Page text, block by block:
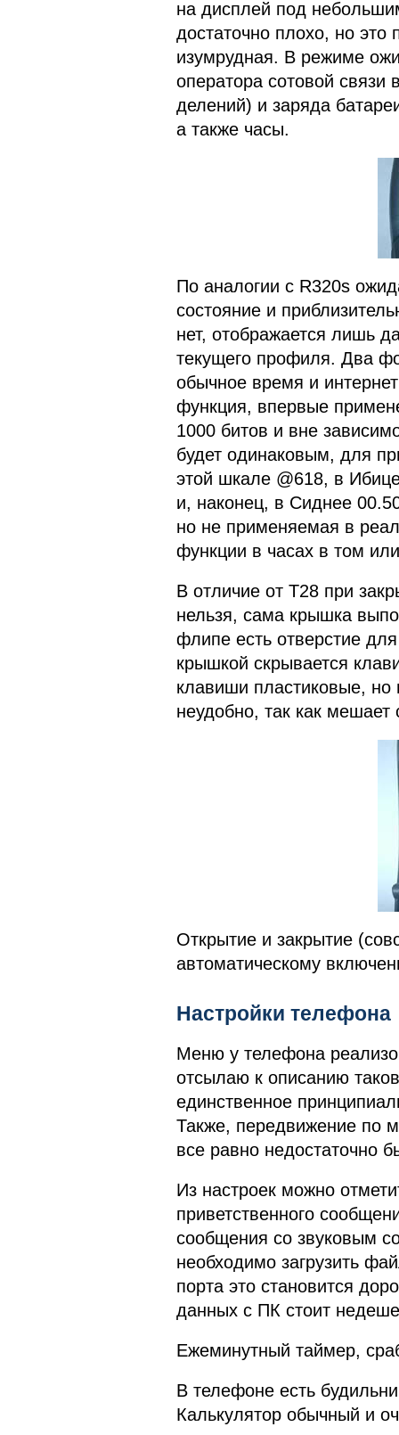
на дисплей под
достаточно плохо, но это
изумрудная. В режиме
оператора сотовой связи
делений) и заряда
а также часы.
По аналогии с R320s
состояние и
нет, отображается лишь
текущего профиля. Два
обычное время и
функция, впервые
1000 битов и вне
будет одинаковым, для
этой шкале @618, в
и, наконец, в Сиднее
но не применяемая в
функции в часах в том
В отличие от Т28 при
нельзя, сама крышка
флипе есть отверстие
крышкой скрывается
клавиши пластиковые,
неудобно, так как
Открытие и закрытие
автоматическому
Настройки телефона
Меню у телефона
отсылаю к описанию
единственное
Также, передвижение по
все равно недостаточно
Из настроек можно
приветственного
сообщения со звуковым
необходимо загрузить
порта это становится
данных с ПК стоит
Ежеминутный таймер,
В телефоне есть
Калькулятор обычный и